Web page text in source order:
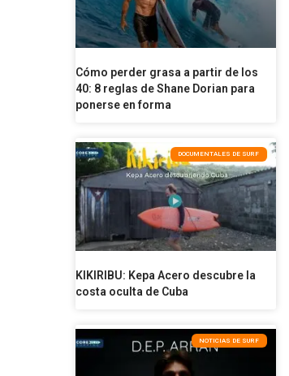
Cómo perder grasa a partir de los
40: 8 reglas de Shane Dorian para
ponerse en forma
DOCUMENTALES DE SURF
KIKIRIBU: Kepa Acero descubre la
costa oculta de Cuba
NOTICIAS DE SURF